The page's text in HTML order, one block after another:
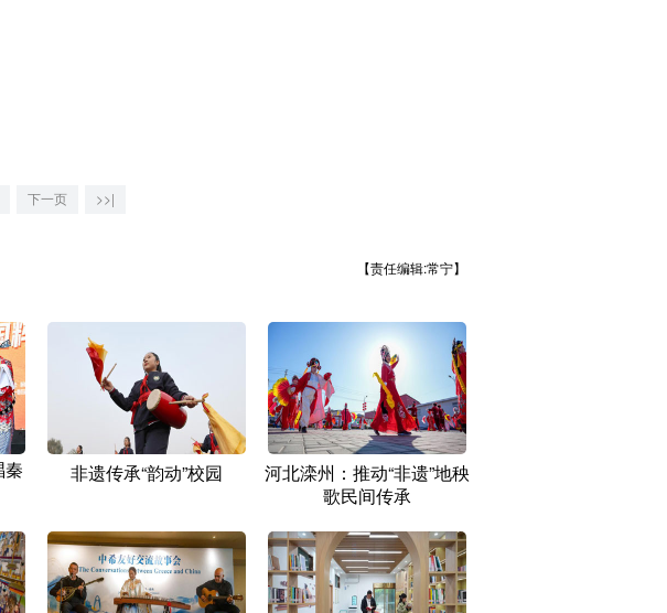
下一页 >>|
【责任编辑:常宁】
秦
非遗传承“韵动”校园
河北滦州：推动“非遗”地秧
歌民间传承